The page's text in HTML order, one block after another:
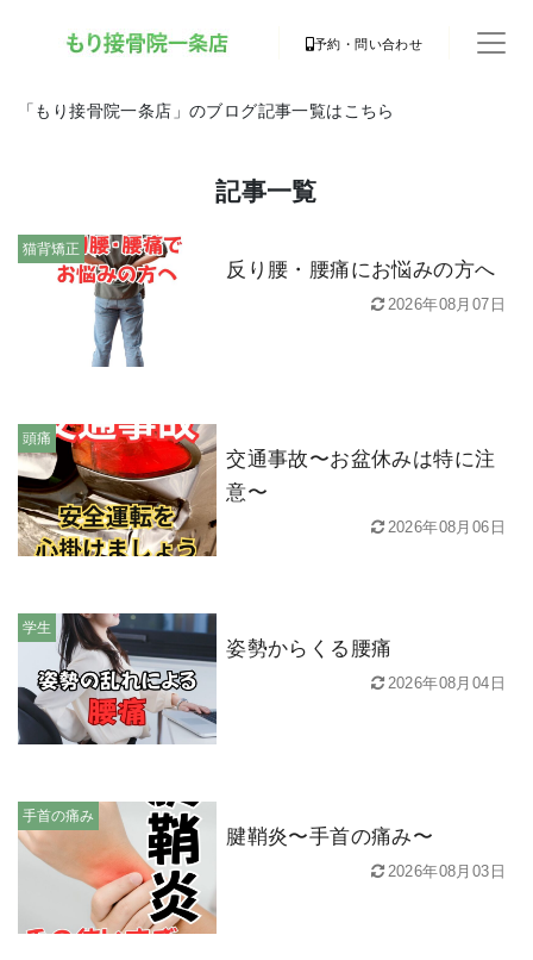
予約・問い合わせ
「もり接骨院一条店」のブログ記事一覧はこちら
記事一覧
猫背矯正
反り腰・腰痛にお悩みの方へ
2026年08月07日
頭痛
交通事故〜お盆休みは特に注
意〜
2026年08月06日
学生
姿勢からくる腰痛
2026年08月04日
手首の痛み
腱鞘炎〜手首の痛み〜
2026年08月03日